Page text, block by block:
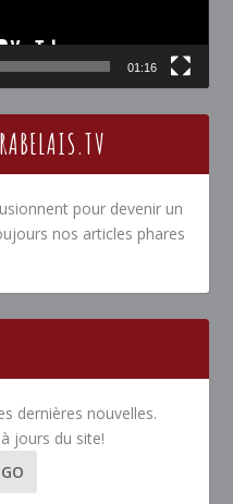
01:16
pour devenir un
nos articles phares
dernières nouvelles.
jours du site!